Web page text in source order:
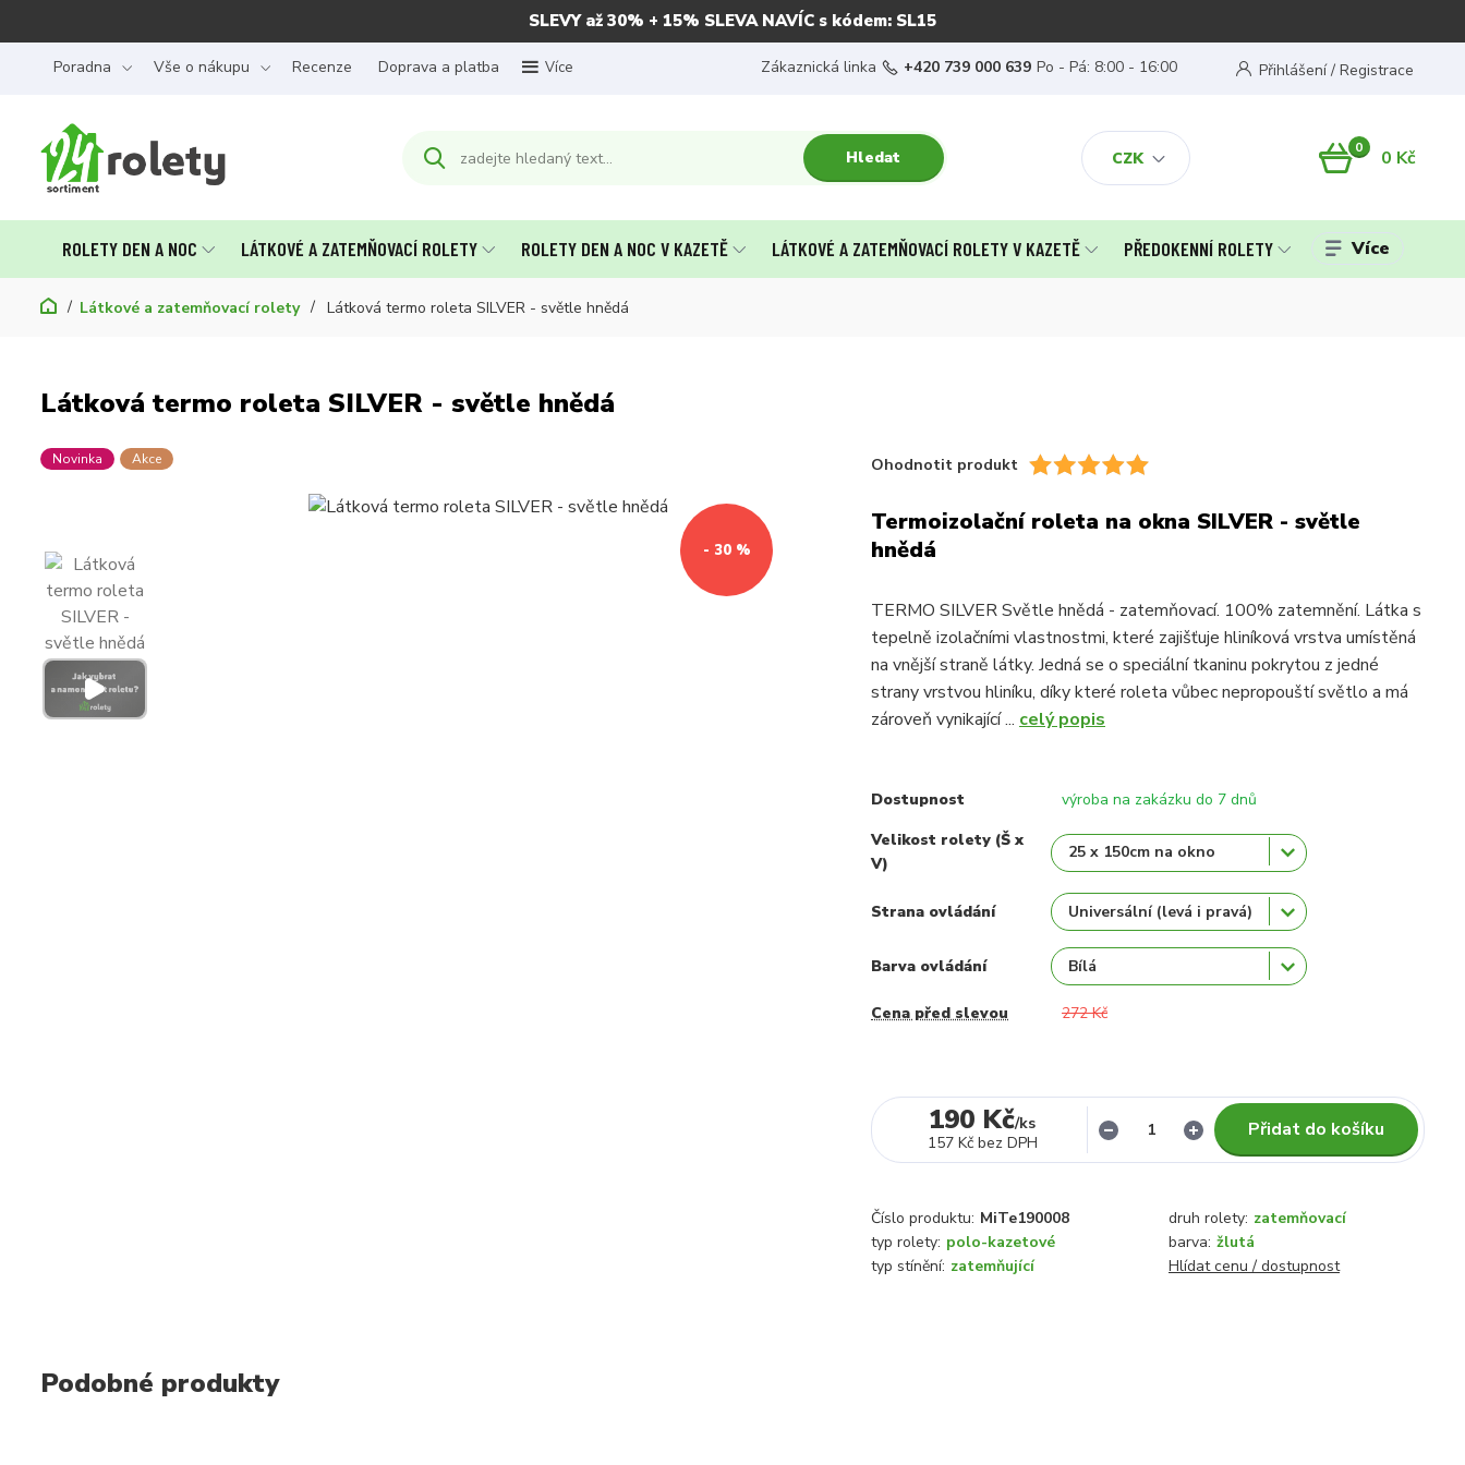
SLEVY až 30% + 15% SLEVA NAVÍC s kódem: SL15
Poradna Vše o nákupu Recenze Doprava a platba Více
CZK
Přihlášení / Registrace
Hledat
Zákaznická linka +420 739 000 639 Po - Pá: 8:00 - 16:00
0 0 Kč
ROLETY DEN A NOC LÁTKOVÉ A ZATEMŇOVACÍ ROLETY ROLETY DEN A NOC V KAZETĚ LÁTKOVÉ A ZATEMŇOVACÍ ROLETY V KAZETĚ PŘEDOKENNÍ ROLETY Více
Látkové a zatemňovací rolety Látková termo roleta SILVER - světle hnědá
Látková termo roleta SILVER - světle hnědá
Novinka Akce
- 30 %
Ohodnotit produkt
Termoizolační roleta na okna SILVER - světle
hnědá
TERMO SILVER Světle hnědá - zatemňovací. 100% zatemnění. Látka s
tepelně izolačními vlastnostmi, které zajišťuje hliníková vrstva umístěná
na vnější straně látky. Jedná se o speciální tkaninu pokrytou z jedné
strany vrstvou hliníku, díky které roleta vůbec nepropouští světlo a má
zároveň vynikající ... celý popis
Dostupnost
výroba na zakázku do 7 dnů
Velikost rolety (Š x
V)
Strana ovládání
Barva ovládání
Cena před slevou 272 Kč
190 Kč/ks
157 Kč bez DPH
Přidat do košíku
Číslo produktu: MiTe190008 druh rolety: zatemňovací
typ rolety: polo-kazetové barva: žlutá
typ stínění: zatemňující Hlídat cenu / dostupnost
Podobné produkty